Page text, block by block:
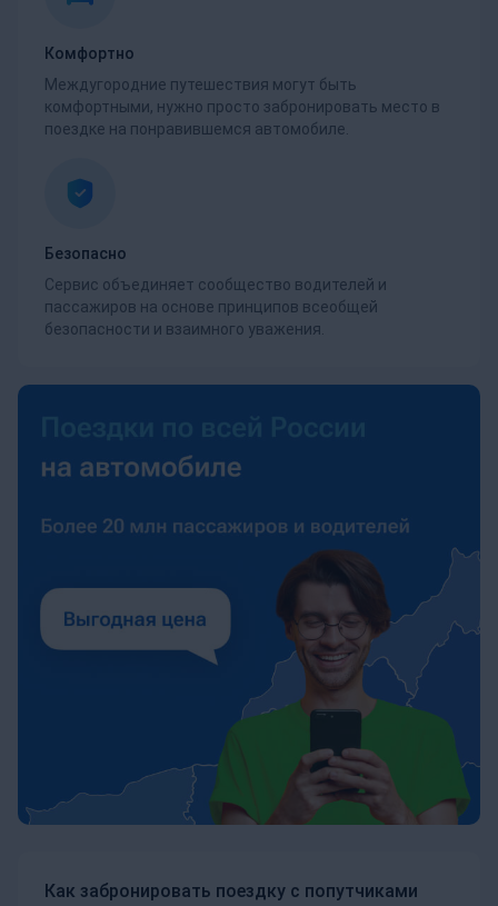
Комфортно
Междугородние путешествия могут быть
комфортными, нужно просто забронировать место в
поездке на понравившемся автомобиле.
Безопасно
Сервис объединяет сообщество водителей и
пассажиров на основе принципов всеобщей
безопасности и взаимного уважения.
Как забронировать поездку с попутчиками